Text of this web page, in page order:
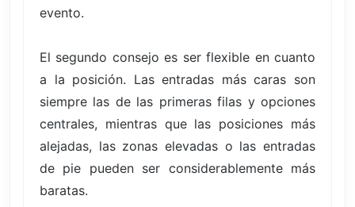
evento.
El segundo consejo es ser flexible en cuanto
a la posición. Las entradas más caras son
siempre las de las primeras filas y opciones
centrales, mientras que las posiciones más
alejadas, las zonas elevadas o las entradas
de pie pueden ser considerablemente más
baratas.